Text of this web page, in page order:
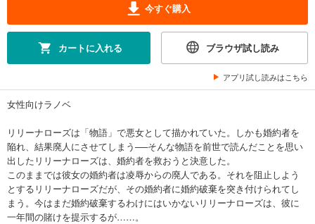
今すぐ購入
カートに入れる ブラウザ試し読み
アプリ試し読みはこちら
女性向けラノベ
リリーナローズは「物語」で悪女として描かれていた。しかも婚約者を
陥れ、結果廃人にさせてしまう──そんな物語を前世で読んだことを思い
出したリリーナローズは、婚約者を救おうと決意した。
このままでは彼女の婚約者は凌辱からの廃人である。それを阻止しよう
とするリリーナローズだが、その婚約者に婚約破棄を突き付けられてし
まう。今はまだ婚約破棄するわけにはいかないリリーナローズは、彼に
一年間の賭けを提示するが……。